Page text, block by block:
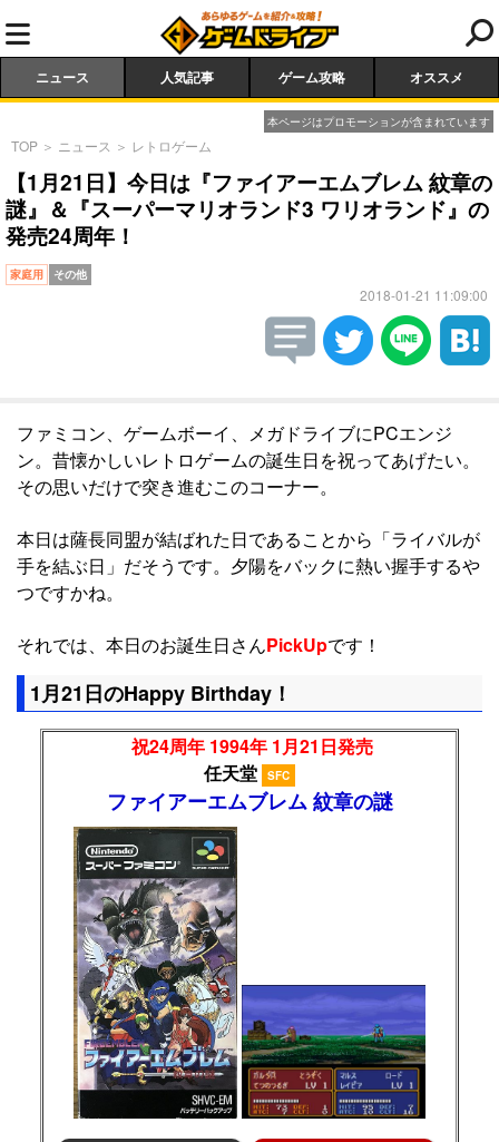
ニュース 人気記事 ゲーム攻略 オススメ
本ページはプロモーションが含まれています
TOP ＞ ニュース ＞ レトロゲーム
【1月21日】今日は『ファイアーエムブレム 紋章の
謎』＆『スーパーマリオランド3 ワリオランド』の
発売24周年！
家庭用 その他
2018-01-21 11:09:00
ファミコン、ゲームボーイ、メガドライブにPCエンジ
ン。昔懐かしいレトロゲームの誕生日を祝ってあげたい。
その思いだけで突き進むこのコーナー。
本日は薩長同盟が結ばれた日であることから「ライバルが
手を結ぶ日」だそうです。夕陽をバックに熱い握手するや
つですかね。
それでは、本日のお誕生日さんPickUpです！
1月21日のHappy Birthday！
祝24周年 1994年 1月21日発売
任天堂
SFC
ファイアーエムブレム 紋章の謎